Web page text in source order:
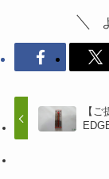
【